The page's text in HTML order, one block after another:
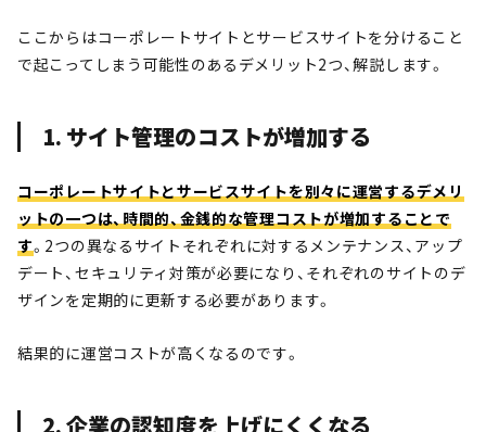
ここからはコーポレートサイトとサービスサイトを分けること
で起こってしまう可能性のあるデメリット2つ、解説します。
1. サイト管理のコストが増加する
コーポレートサイトとサービスサイトを別々に運営するデメリ
ットの一つは、時間的、金銭的な管理コストが増加することで
す。2つの異なるサイトそれぞれに対するメンテナンス、アップ
デート、セキュリティ対策が必要になり、それぞれのサイトのデ
ザインを定期的に更新する必要があります。
結果的に運営コストが高くなるのです。
2. 企業の認知度を上げにくくなる